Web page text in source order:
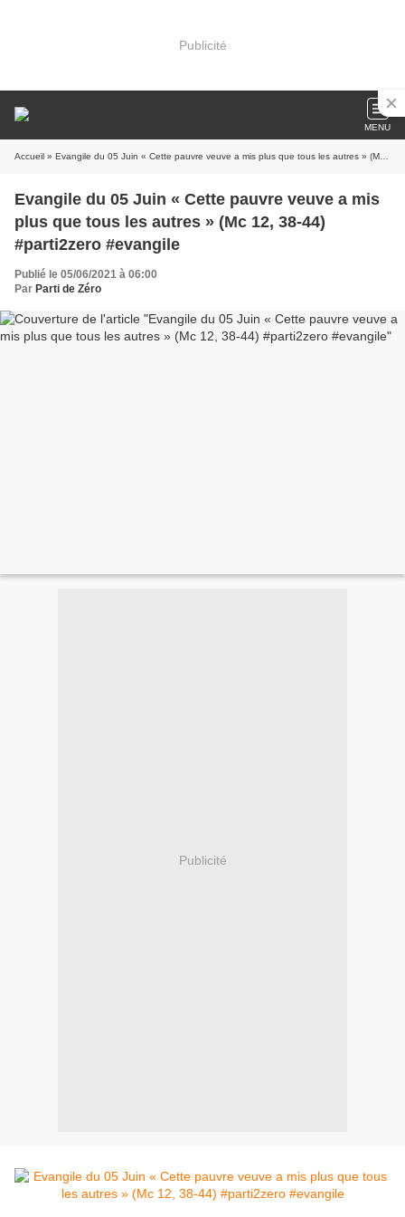
Publicité
MENU
Accueil » Evangile du 05 Juin « Cette pauvre veuve a mis plus que tous les autres » (Mc 12, 38-44) #parti2zero #evangile
Evangile du 05 Juin « Cette pauvre veuve a mis
plus que tous les autres » (Mc 12, 38-44)
#parti2zero #evangile
Publié le 05/06/2021 à 06:00
Par Parti de Zéro
Publicité